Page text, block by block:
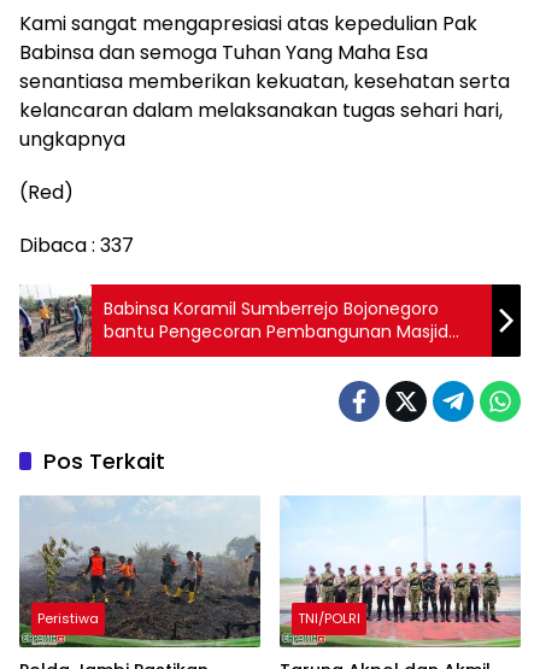
Kami sangat mengapresiasi atas kepedulian Pak
Babinsa dan semoga Tuhan Yang Maha Esa
senantiasa memberikan kekuatan, kesehatan serta
kelancaran dalam melaksanakan tugas sehari hari,
ungkapnya
(Red)
Dibaca : 337
Babinsa Koramil Sumberrejo Bojonegoro
bantu Pengecoran Pembangunan Masjid
Desa Ngampal
Pos Terkait
Peristiwa TNI/POLRI